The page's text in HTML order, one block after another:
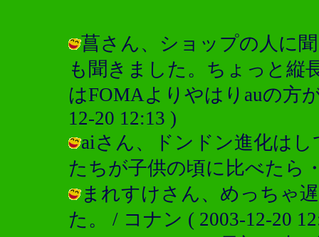
菖さん、ショップの人に
も聞きました。ちょっと縦
はFOMAよりやはりauの方
12-20 12:13 )
aiさん、ドンドン進化は
たちが子供の頃に比べたら
まれすけさん、めっちゃ
た。 / コナン ( 2003-12-20